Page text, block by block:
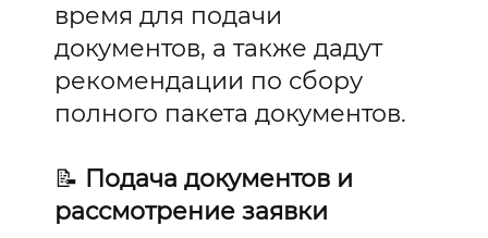
время для подачи
документов, а также дадут
рекомендации по сбору
полного пакета документов.
📝 Подача документов и
рассмотрение заявки